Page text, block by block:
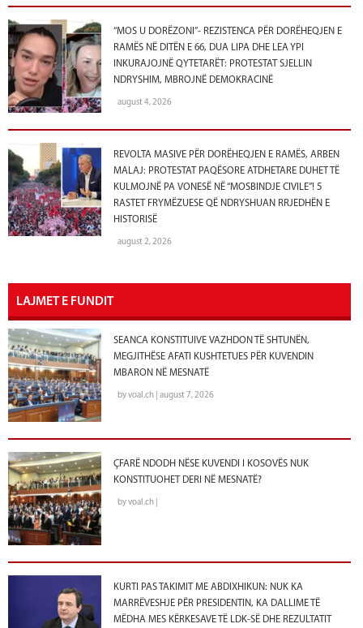
“MOS U DORËZONI”- REZISTENCA PËR DORËHEQJEN E
RAMËS NË DITËN E 66, DUA LIPA DHE LEA YPI
INKURAJOJNË QYTETARËT: PROTESTAT SJELLIN
NDRYSHIM, MBROJNË DEMOKRACINË
august 4, 2026
REVOLTA MASIVE PËR DORËHEQJEN E RAMËS, ARBEN
MALAJ: PROTESTAT PAQËSORE ATDHETARE DUHET TË
KULMOJNË PA VONESË NË “MOSBINDJE CIVILE”! 5
RASTET FRYMËZUESE QË NDRYSHUAN RRJEDHËN E
HISTORISË
august 2, 2026
LAJMET E FUNDIT
SEANCA KONSTITUIVE VAZHDON TË SHTUNËN,
MEGJITHËSE AFATI KUSHTETUES PËR KUVENDIN
MBARON NË MESNATË
by voal.ch | august 7, 2026
ÇFARË NDODH NËSE KUVENDI I KOSOVËS NUK
KONSTITUOHET DERI NË MESNATË?
by voal.ch |
KURTI PAS TAKIMIT ME ABDIXHIKUN: NUK KA
MARRËVESHJE PËR PRESIDENTIN, KA DALLIME TË
MËDHA MES KËRKESAVE TË LDK-SË DHE REZULTATIT